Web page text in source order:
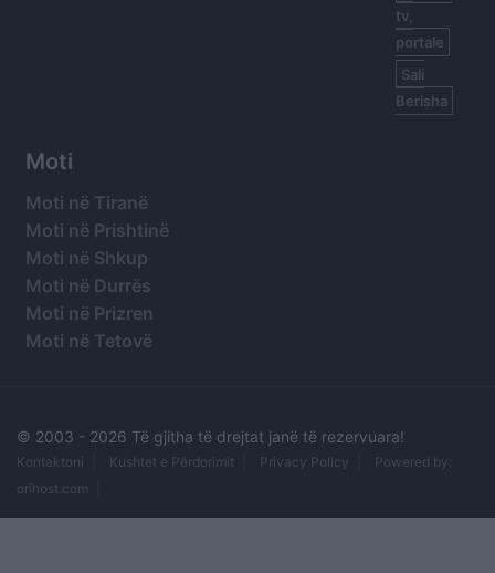
tv,
portale
Sali
Berisha
Moti
Moti në Tiranë
Moti në Prishtinë
Moti në Shkup
Moti në Durrës
Moti në Prizren
Moti në Tetovë
© 2003 - 2026 Të gjitha të drejtat janë të rezervuara!
Kontaktoni Kushtet e Përdorimit Privacy Policy
Powered by:
orihost.com